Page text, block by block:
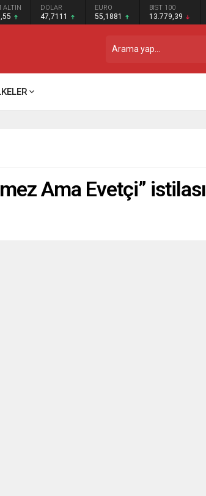
ALTIN DOLAR
47,7111
EURO
55,1881
BIST 100
13.779,39
Ama Evetçi” istilası